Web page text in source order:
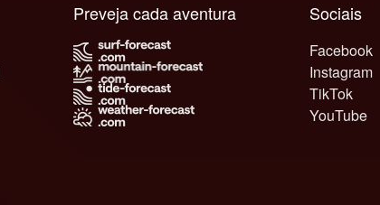
Sociais
Facebook
Instagram
TikTok
YouTube
Preveja cada aventura